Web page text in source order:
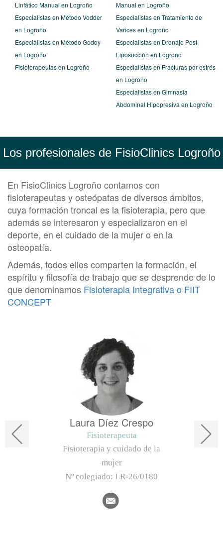
Linfático Manual en Logroño
Especialistas en Método Vodder
en Logroño
Especialistas en Método Godoy
en Logroño
Fisioterapeutas en Logroño
Manual en Logroño
Especialistas en Tratamiento de
Varices en Logroño
Especialistas en Drenaje Post-
Liposucción en Logroño
Especialistas en Fracturas por estrés
en Logroño
Especialistas en Gimnasia
Abdominal Hipopresiva en Logroño
Los profesionales de FisioClinics Logroño
En FisioClinics Logroño contamos con
fisioterapeutas y osteópatas de diversos ámbitos,
cuya formación troncal es la fisioterapia, pero que
además se interesaron y especializaron en el
deporte, en el cuidado de la mujer o en la
osteopatía.
Además, todos ellos comparten la formación, el
espíritu y filosofía de trabajo que se desprende de lo
que denominamos Fisioterapia Integrativa o FIIT
CONCEPT
Laura Díez Crespo
Fisioterapeuta
Fisioterapia y cuidado de la
mujer
Nº colegiado: LR-26/0180